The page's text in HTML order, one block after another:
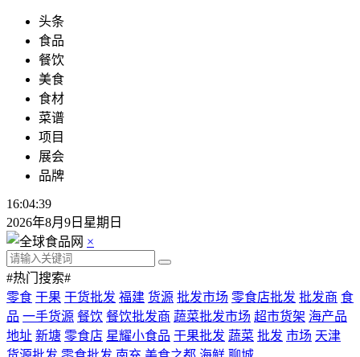
头条
食品
餐饮
美食
食材
菜谱
项目
展会
品牌
16:04:39
2026年8月9日星期日
×
#热门搜索#
零食 干果 干货批发 福建 货源 批发市场 零食店批发 批发商 食
品 一手货源 餐饮 餐饮批发商 蔬菜批发市场 超市货架 海产品
地址 新塘 零食店 星耀小食品 干果批发 蔬菜 批发 市场 天津